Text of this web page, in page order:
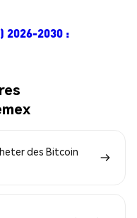
2026-2030 :
des Bitcoin